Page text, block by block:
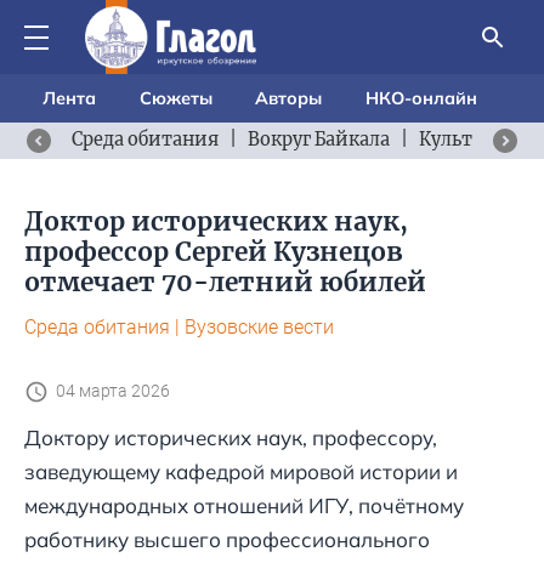
Лента Сюжеты Авторы
НКО-онлайн
Среда обитания
Вокруг Байкала Культурный
Доктор исторических наук,
профессор Сергей Кузнецов
отмечает 70-летний юбилей
Среда обитания | Вузовские вести
04 марта 2026
Доктору исторических наук, профессору,
заведующему кафедрой мировой истории и
международных отношений ИГУ, почётному
работнику высшего профессионального